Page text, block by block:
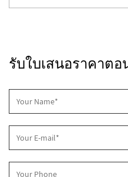
รับใบเสนอราคาต